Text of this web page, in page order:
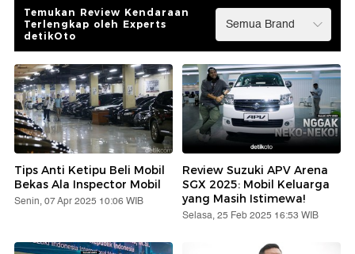
Temukan Review Kendaraan
Terlengkap oleh Experts
detikOto
Tips Anti Ketipu Beli Mobil
Bekas Ala Inspector Mobil
Senin, 07 Apr 2025 10:06 WIB
Review Suzuki APV Arena
SGX 2025: Mobil Keluarga
yang Masih Istimewa!
Selasa, 25 Feb 2025 16:53 WIB